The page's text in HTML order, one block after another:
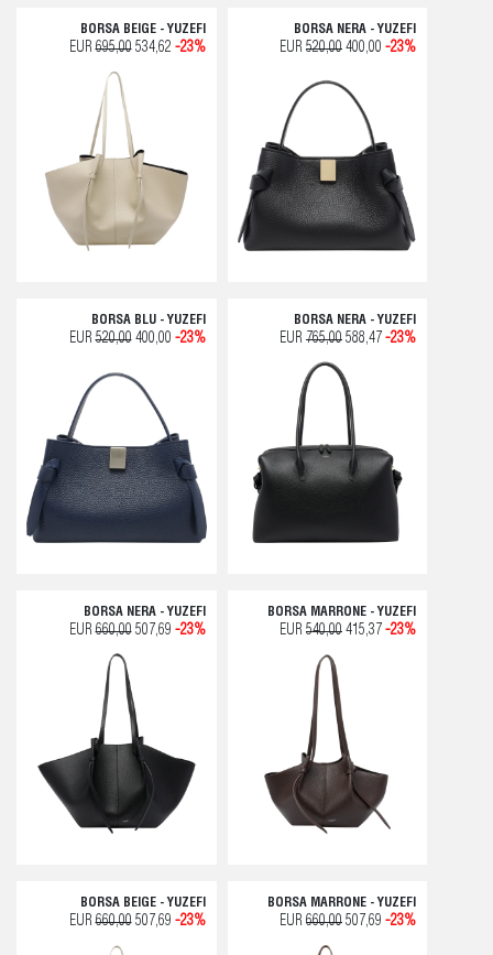
BORSA BEIGE - YUZEFI
EUR695,00534,62 -23%
BORSA NERA - YUZEFI
EUR 520,00 400,00 -23%
BORSA BLU - YUZEFI
EUR520,00400,00 -23%
BORSA NERA - YUZEFI
EUR 765,00 588,47 -23%
BORSA NERA - YUZEFI
EUR660,00507,69 -23%
BORSA MARRONE - YUZEFI
EUR 540,00 415,37 -23%
BORSA BEIGE - YUZEFI
EUR660,00507,69 -23%
BORSA MARRONE - YUZEFI
EUR 660,00 507,69 -23%